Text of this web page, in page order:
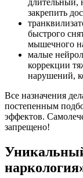
закрепить
быстрого
мышечного
малые
коррекции
нарушений,
Все назначения
постепенным
эффектов.
запрещено!